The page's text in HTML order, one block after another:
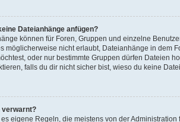
Dateianhänge anfügen?
können für Foren, Gruppen und einzelne
möglicherweise nicht erlaubt, Dateianhänge in dem
oder nur bestimmte Gruppen dürfen Dateien
falls du dir nicht sicher bist, wieso du keine
verwarnt?
eigene Regeln, die meistens von der